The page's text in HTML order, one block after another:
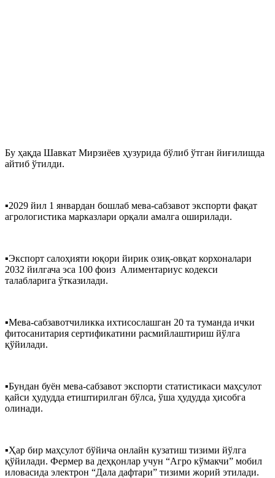
Бу ҳақда Шавкат Мирзиёев ҳузурида бўлиб ўтган йиғилишда
айтиб ўтилди.
▪️2029 йил 1 январдан бошлаб мева-сабзавот экспорти фақат
агрологистика марказлари орқали амалга оширилади.
▪️Экспорт салоҳияти юқори йирик озиқ-овқат корхоналари
2032 йилгача эса 100 фоиз Алиментариус кодекси
талабларига ўтказилади.
▪️Мева-сабзавотчиликка ихтисослашган 20 та туманда ички
фитосанитария сертификатини расмийлаштириш йўлга
қўйилади.
▪️Бундан буён мева-сабзавот экспорти статистикаси маҳсулот
қайси ҳудудда етиштирилган бўлса, ўша ҳудудда ҳисобга
олинади.
▪️Ҳар бир маҳсулот бўйича онлайн кузатиш тизими йўлга
қўйилади. Фермер ва деҳқонлар учун “Агро кўмакчи” мобил
иловасида электрон “Дала дафтари” тизими жорий этилади.